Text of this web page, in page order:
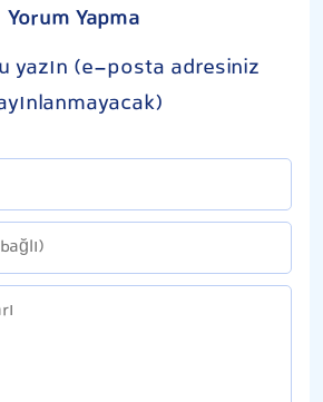
Yorum Yapma
yazın (e-posta adresiniz